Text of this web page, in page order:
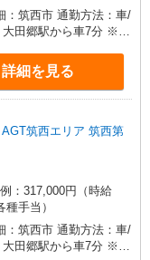
：筑西市 通勤方法：車/
大田郷駅から車7分 ※構
詳細を見る
筑西エリア 筑西第
：317,000円（時給
手当）
：筑西市 通勤方法：車/
大田郷駅から車7分 ※構